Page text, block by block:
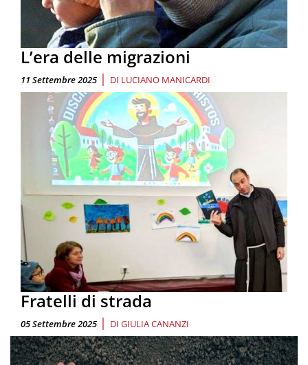
L’era delle migrazioni
11 Settembre 2025 | DI LUCIANO MANICARDI
Fratelli di strada
05 Settembre 2025 | DI GIULIA CANANZI